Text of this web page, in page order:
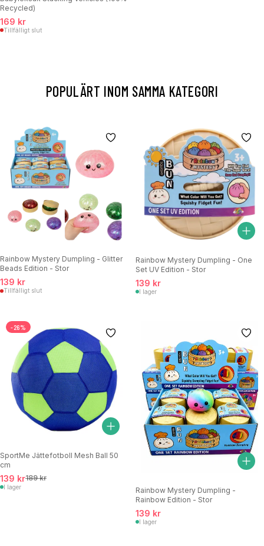
Recycled)
169 kr
Tillfälligt slut
POPULÄRT INOM SAMMA KATEGORI
Rainbow Mystery Dumpling - Glitter
Beads Edition - Stor
139 kr
Tillfälligt slut
Rainbow Mystery Dumpling - One
Set UV Edition - Stor
139 kr
I lager
-26%
SportMe Jättefotboll Mesh Ball 50
cm
139 kr189 kr
I lager
Rainbow Mystery Dumpling -
Rainbow Edition - Stor
139 kr
I lager